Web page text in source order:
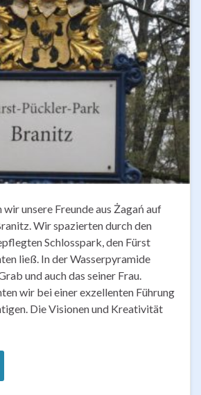
unsere Freunde aus Żagań auf
Wir spazierten durch den
Schlosspark, den Fürst
ließ. In der Wasserpyramide
und auch das seiner Frau.
wir bei einer exzellenten Führung
Die Visionen und Kreativität